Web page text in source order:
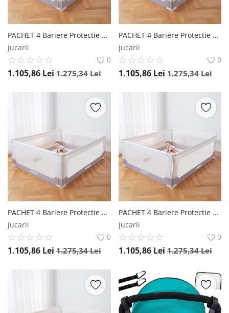
PACHET 4 Bariere Protectie Pat 140x200 cm, Transformabile in Tarc de joaca Empria®
jucarii
0
1.105,86 Lei 1.275,34Lei
PACHET 4 Bariere Protectie Pat 200x200 cm, Transformabile in Tarc de joaca Empria®
jucarii
0
1.105,86 Lei 1.275,34Lei
PACHET 4 Bariere Protectie Pat 180x200 cm, Transformabile in Tarc de joaca Empria®
jucarii
0
1.105,86 Lei 1.275,34Lei
PACHET 4 Bariere Protectie Pat 160x200 cm, Transformabile in Tarc de joaca Empria®
jucarii
0
1.105,86 Lei 1.275,34Lei